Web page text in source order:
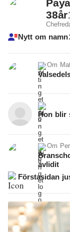
Nytt om namn
Om
Hon blir
Om
avlidit
Förstasidan
38år